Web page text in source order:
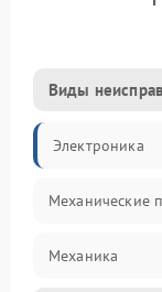
Виды
Электроника
Механические
Механика